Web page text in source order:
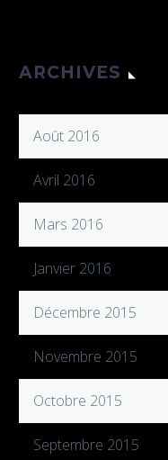
ARCHIVES
Août 2016
Avril 2016
Mars 2016
Janvier 2016
Décembre 2015
Novembre 2015
Octobre 2015
Septembre 2015